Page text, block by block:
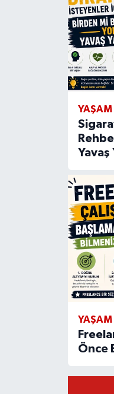
YAŞAM
Yavaş
YAŞAM
Önce